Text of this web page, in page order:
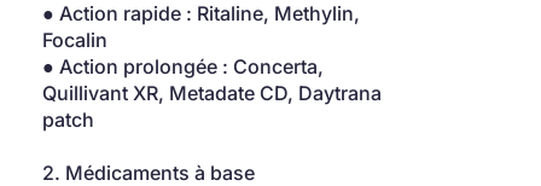
● Action rapide : Ritaline, Methylin,
Focalin
● Action prolongée : Concerta,
Quillivant XR, Metadate CD, Daytrana
patch
2. Médicaments à base